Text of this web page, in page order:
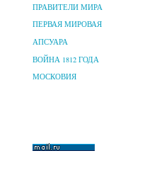
ПРАВИТЕЛИ МИРА
ПЕРВАЯ МИРОВАЯ
АПСУАРА
ВОЙНА 1812 ГОДА
МОСКОВИЯ